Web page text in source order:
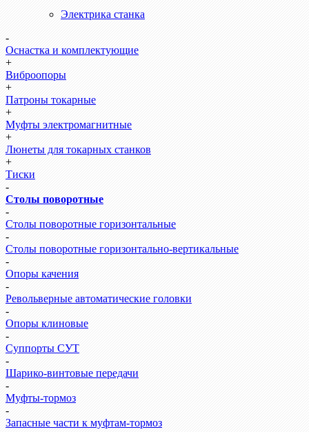
Электрика станка
-
Оснастка и комплектующие
+
Виброопоры
+
Патроны токарные
+
Муфты электромагнитные
+
Люнеты для токарных станков
+
Тиски
-
Столы поворотные
-
Столы поворотные горизонтальные
-
Столы поворотные горизонтально-вертикальные
-
Опоры качения
-
Револьверные автоматические головки
-
Опоры клиновые
-
Суппорты СУТ
-
Шарико-винтовые передачи
-
Муфты-тормоз
-
Запасные части к муфтам-тормоз